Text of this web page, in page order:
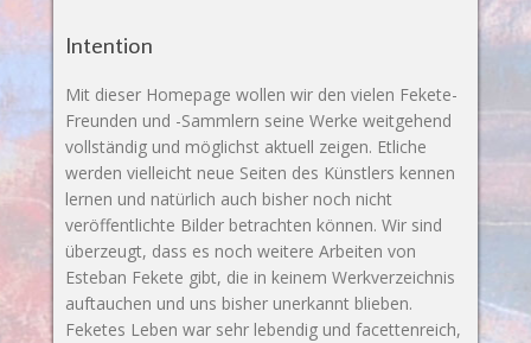
Intention
Mit dieser Homepage wollen wir den vielen Fekete-
Freunden und -Sammlern seine Werke weitgehend
vollständig und möglichst aktuell zeigen. Etliche
werden vielleicht neue Seiten des Künstlers kennen
lernen und natürlich auch bisher noch nicht
veröffentlichte Bilder betrachten können. Wir sind
überzeugt, dass es noch weitere Arbeiten von
Esteban Fekete gibt, die in keinem Werkverzeichnis
auftauchen und uns bisher unerkannt blieben.
Feketes Leben war sehr lebendig und facettenreich,